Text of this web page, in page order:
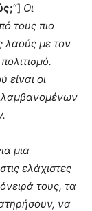
“] Οι
τους πιο
λαούς με τον
είναι οι
μια
ελάχιστες
τους, τα
να